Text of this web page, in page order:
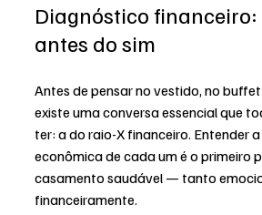
Diagnóstico financeiro:
antes do sim
Antes de pensar no vestido, no buffet
existe uma conversa essencial que
ter: a do raio-X financeiro. Entender
econômica de cada um é o primeiro
casamento saudável — tanto
financeiramente.